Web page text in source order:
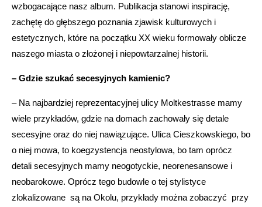
wzbogacające nasz album. Publikacja stanowi inspirację,
zachętę do głębszego poznania zjawisk kulturowych i
estetycznych, które na początku XX wieku formowały oblicze
naszego miasta o złożonej i niepowtarzalnej historii.
– Gdzie szukać secesyjnych kamienic?
– Na najbardziej reprezentacyjnej ulicy Moltkestrasse mamy
wiele przykładów, gdzie na domach zachowały się detale
secesyjne oraz do niej nawiązujące. Ulica Cieszkowskiego, bo
o niej mowa, to koegzystencja neostylowa, bo tam oprócz
detali secesyjnych mamy neogotyckie, neorenesansowe i
neobarokowe. Oprócz tego budowle o tej stylistyce
zlokalizowane są na Okolu, przykłady można zobaczyć przy